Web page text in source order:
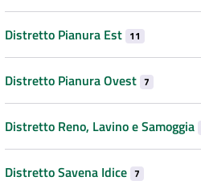
Distretto Pianura Est 11
Distretto Pianura Ovest 7
Distretto Reno, Lavino e Samoggia
Distretto Savena Idice 7